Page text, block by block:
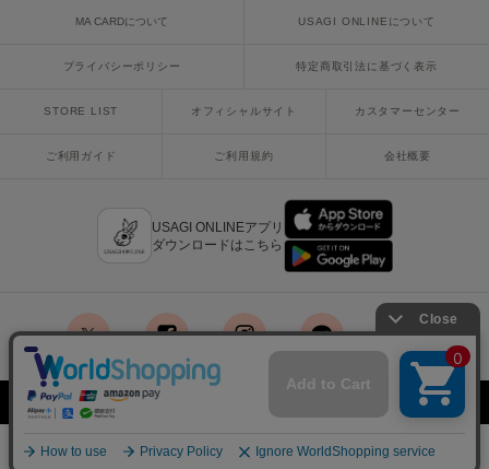
オニツカ タイガー
PATRICK
パトリック
Philly chocolate
¥8,250 税込 SOLD OUT 再入荷お知らせ
MA CARDについて USAGI ONLINEについて
プライバシーポリシー 特定商取引法に基づく表示
STORE LIST オフィシャルサイト カスタマーセンター
ご利用ガイド ご利用規約 会社概要
USAGI ONLINEアプリ
ダウンロードはこちら
x facebook mail
Copyright © 2018 Usagi Online Co.,Ltd. All Rights Reserved.